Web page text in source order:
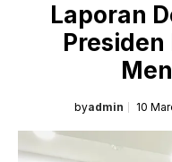
Laporan
byadmin 10